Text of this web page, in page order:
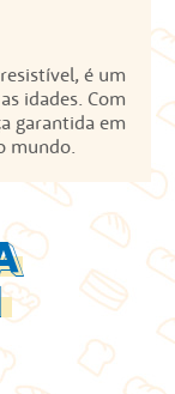
é um
idades. Com
garantida em
mundo.